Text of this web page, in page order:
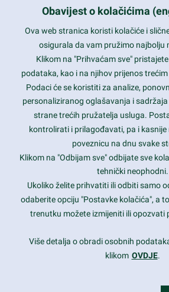
Latest trends and much more...
Contact Info
1600 Amphitheatre Parkway, Mountain
prothemes.net@gmail.com
Daily: 9:00 am - 6:00 pm
Sunday: Closed
Copyright 2017FRESHFACE© All Rights
Obavijest o kolačićima
Ova web stranica koristi kolačiće i
osigurala da vam pružimo najbolju
Klikom na "Prihvaćam sve"
podataka, kao i na njihov prijenos
Podaci će se koristiti za analize,
personaliziranog oglašavanja i
strane trećih pružatelja usluga.
kontrolirati i prilagođavati, pa i kasnije
poveznicu na dnu svake
Klikom na "Odbijam sve" odbijate sve
tehnički neophodni.
Ukoliko želite prihvatiti ili odbiti samo
odaberite opciju "Postavke kolačića", a
trenutku možete izmijeniti ili opozvati
Više detalja o obradi osobnih
klikom OVDJE.